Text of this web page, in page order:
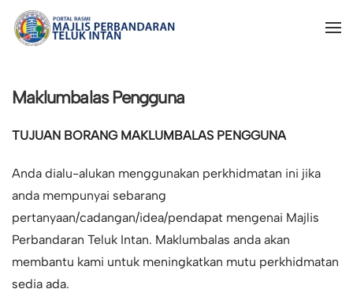
Maklumbalas Pengguna
TUJUAN BORANG MAKLUMBALAS PENGGUNA
Anda dialu-alukan menggunakan perkhidmatan ini jika
anda mempunyai sebarang
pertanyaan/cadangan/idea/pendapat mengenai Majlis
Perbandaran Teluk Intan. Maklumbalas anda akan
membantu kami untuk meningkatkan mutu perkhidmatan
sedia ada.